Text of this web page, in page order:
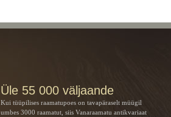
Üle 55 000 väljaande
Kui tüüpilises raamatupoes on tavapäraselt müügil
umbes 3000 raamatut, siis Vanaraamatu antikvariaat